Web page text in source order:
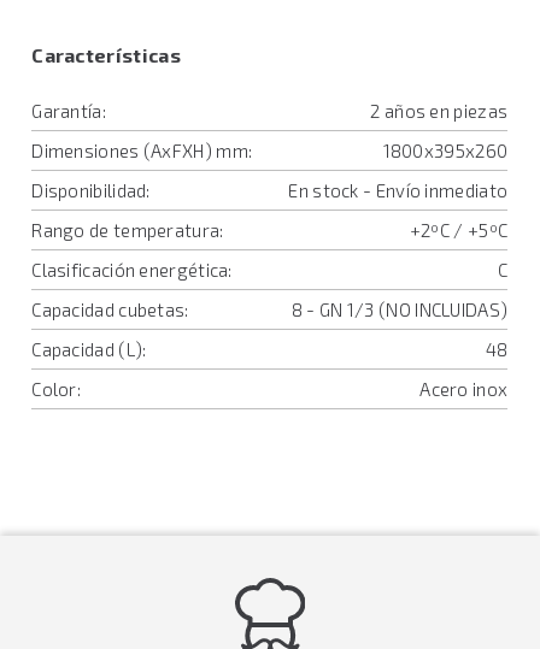
Características
Garantía:
2 años en piezas
Dimensiones (AxFXH) mm:
1800x395x260
Disponibilidad:
En stock - Envío inmediato
Rango de temperatura:
+2ºC / +5ºC
Clasificación energética:
C
Capacidad cubetas:
8 - GN 1/3 (NO INCLUIDAS)
Capacidad (L):
48
Color:
Acero inox